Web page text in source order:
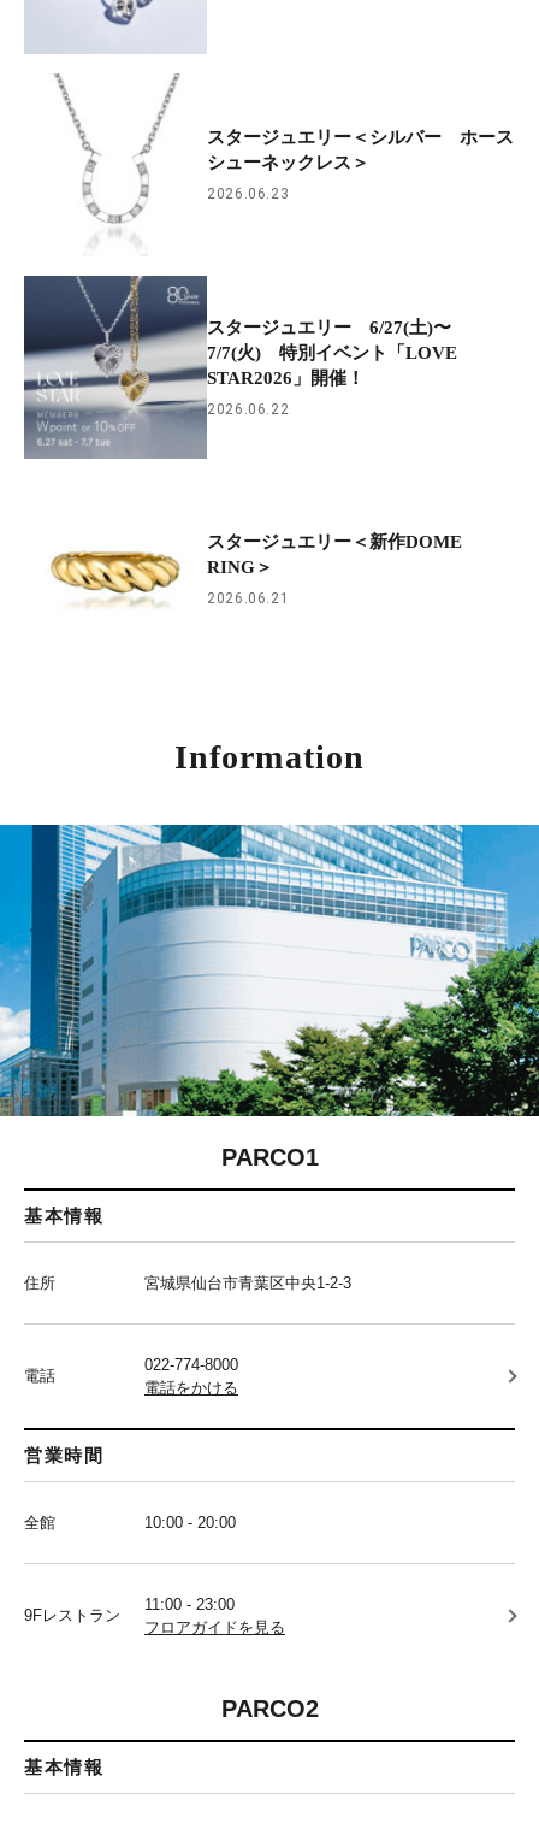
スタージュエリー＜シルバー ホース
シューネックレス＞
2026.06.23
スタージュエリー 6/27(土)〜
7/7(火) 特別イベント「LOVE
STAR2026」開催！
2026.06.22
スタージュエリー＜新作DOME
RING＞
2026.06.21
Information
PARCO1
基本情報
住所 宮城県仙台市青葉区中央1-2-3
電話
022-774-8000
電話をかける
営業時間
全館 10:00 - 20:00
9Fレストラン
11:00 - 23:00
フロアガイドを見る
PARCO2
基本情報